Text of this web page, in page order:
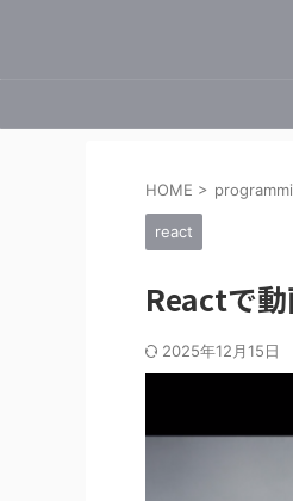
HOME >
react
Reactで
2025年12月15日